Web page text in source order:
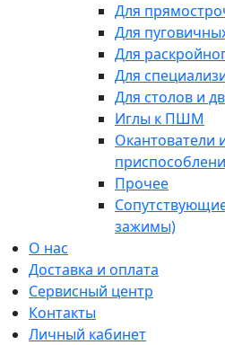
Для
Для
Для
Для
Для столов и
Иглы к ПШМ
Окантователи
Прочее
зажимы)
О нас
Доставка и оплата
Сервисный центр
Контакты
Личный кабинет